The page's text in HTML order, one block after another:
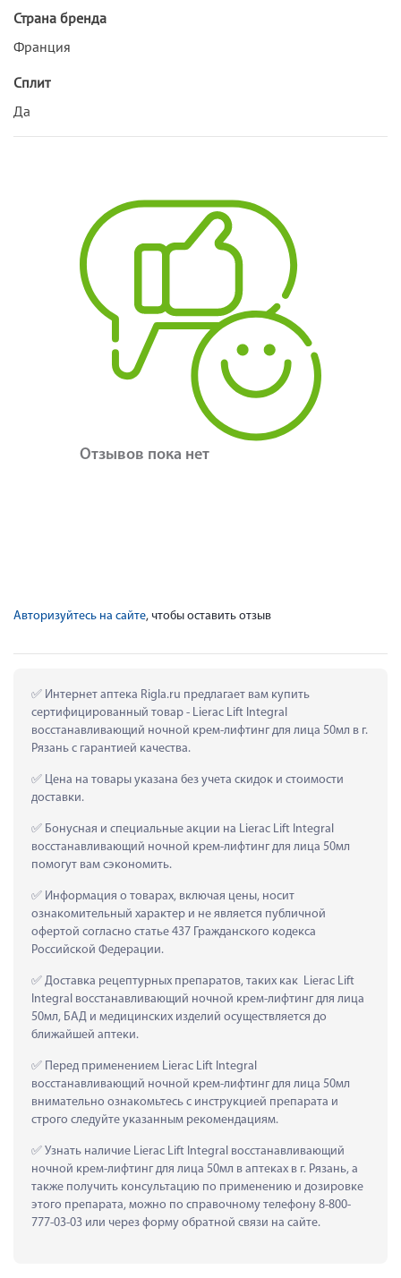
Страна бренда
Франция
Сплит
Да
Отзывов пока нет
Авторизуйтесь на сайте, чтобы оставить отзыв
Интернет аптека Rigla.ru предлагает вам купить
сертифицированный товар - Lierac Lift Integral
восстанавливающий ночной крем-лифтинг для лица 50мл в г.
Рязань с гарантией качества.
Цена на товары указана без учета скидок и стоимости
доставки.
Бонусная и специальные акции на Lierac Lift Integral
восстанавливающий ночной крем-лифтинг для лица 50мл
помогут вам сэкономить.
Информация о товарах, включая цены, носит
ознакомительный характер и не является публичной
офертой согласно статье 437 Гражданского кодекса
Российской Федерации.
Доставка рецептурных препаратов, таких как  Lierac Lift
Integral восстанавливающий ночной крем-лифтинг для лица
50мл, БАД и медицинских изделий осуществляется до
ближайшей аптеки.
Перед применением Lierac Lift Integral
восстанавливающий ночной крем-лифтинг для лица 50мл
внимательно ознакомьтесь с инструкцией препарата и
строго следуйте указанным рекомендациям.
Узнать наличие Lierac Lift Integral восстанавливающий
ночной крем-лифтинг для лица 50мл в аптеках в г. Рязань, а
также получить консультацию по применению и дозировке
этого препарата, можно по справочному телефону 8-800-
777-03-03 или через форму обратной связи на сайте.